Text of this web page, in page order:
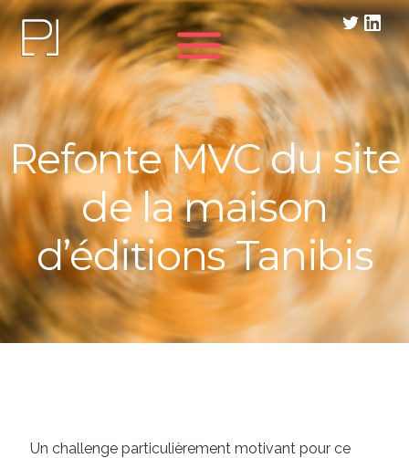
Refonte MVC du site
de la maison
d’éditions Tanibis
Un challenge particulièrement motivant pour ce
Panneau de gestion des cookies